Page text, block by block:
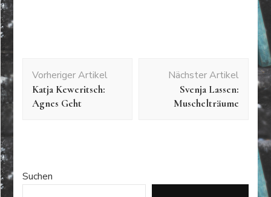
Vorheriger Artikel
Katja Keweritsch:
Agnes Geht
Nächster Artikel
Svenja Lassen:
Muschelträume
Suchen